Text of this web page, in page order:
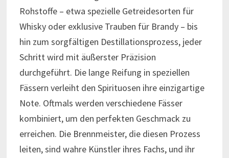
Rohstoffe – etwa spezielle Getreidesorten für
Whisky oder exklusive Trauben für Brandy – bis
hin zum sorgfältigen Destillationsprozess, jeder
Schritt wird mit äußerster Präzision
durchgeführt. Die lange Reifung in speziellen
Fässern verleiht den Spirituosen ihre einzigartige
Note. Oftmals werden verschiedene Fässer
kombiniert, um den perfekten Geschmack zu
erreichen. Die Brennmeister, die diesen Prozess
leiten, sind wahre Künstler ihres Fachs, und ihr